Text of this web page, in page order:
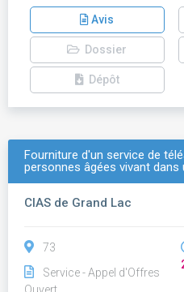
Avis
Dossier
Dépôt
Fourniture d'un service de
personnes âgées vivant
CIAS de Grand Lac
73
Service - Appel d'Offres